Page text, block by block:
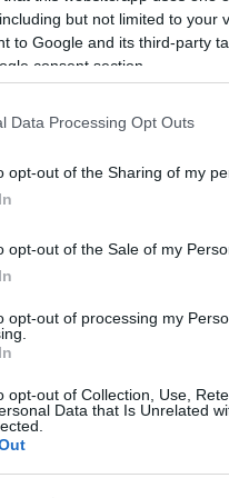
but not limited to your
to Google and its third-party
consent section.
Data Processing Opt Outs
opt-out of the Sharing of my
opt-out of the Sale of my
opt-out of processing my
opt-out of Collection, Use,
Data that Is Unrelated
akár tudat alatt,
a halálfélelem gyökere
Aki fél az
Ezt a gondolatot
a haláltól,
leginkább.
és mint ilyen,
– mint az
távon
vagy
halandóságunk